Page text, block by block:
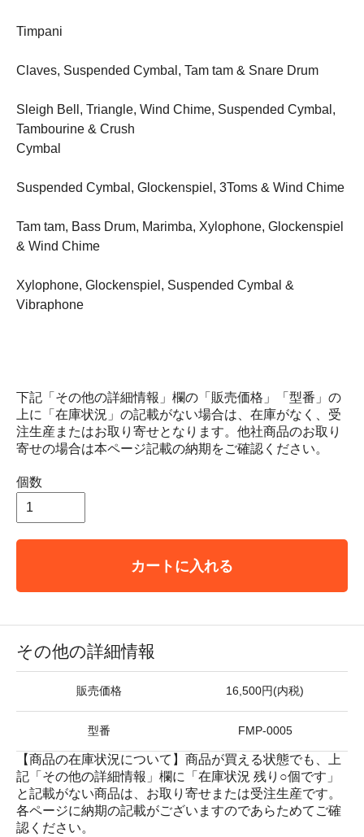
Timpani
Claves, Suspended Cymbal, Tam tam & Snare Drum
Sleigh Bell, Triangle, Wind Chime, Suspended Cymbal,
Tambourine & Crush
Cymbal
Suspended Cymbal, Glockenspiel, 3Toms & Wind Chime
Tam tam, Bass Drum, Marimba, Xylophone, Glockenspiel
& Wind Chime
Xylophone, Glockenspiel, Suspended Cymbal &
Vibraphone
下記「その他の詳細情報」欄の「販売価格」「型番」の
上に「在庫状況」の記載がない場合は、在庫がなく、受
注生産またはお取り寄せとなります。他社商品のお取り
寄せの場合は本ページ記載の納期をご確認ください。
個数
カートに入れる
その他の詳細情報
販売価格 16,500円(内税)
型番 FMP-0005
【商品の在庫状況について】商品が買える状態でも、上
記「その他の詳細情報」欄に「在庫状況 残り○個です」
と記載がない商品は、お取り寄せまたは受注生産です。
各ページに納期の記載がございますのであらためてご確
認ください。